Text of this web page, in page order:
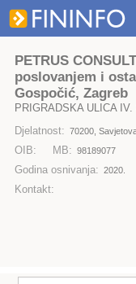
PETRUS
poslovanjem i
Gospočić, Zagreb
PRIGRADSKA ULICA
Djelatnost: 70200,
OIB: MB: 98189077
Godina osnivanja: 2020.
Kontakt: